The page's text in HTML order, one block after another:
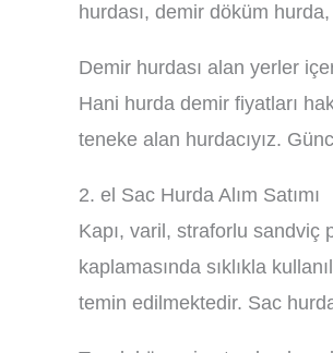
hurdası, demir döküm
Demir hurdası alan yerler
Hani hurda demir fiyatları
teneke alan hurdacıyız.
2. el Sac Hurda Alım Satımı
Kapı, varil, straforlu sandviç
kaplamasında sıklıkla
temin edilmektedir. Sac